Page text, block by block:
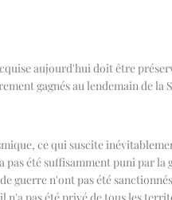
aujourd'hui doit être
gagnés au lendemain de la
ce qui suscite
été suffisamment puni par
n'ont pas été